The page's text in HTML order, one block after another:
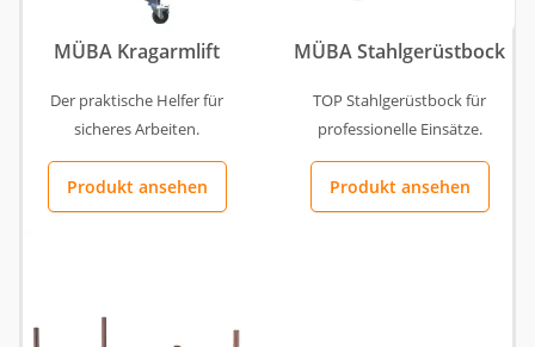
MÜBA Kragarmlift
Der praktische Helfer für
sicheres Arbeiten.
Produkt ansehen
MÜBA Stahlgerüstbock
TOP Stahlgerüstbock für
professionelle Einsätze.
Produkt ansehen